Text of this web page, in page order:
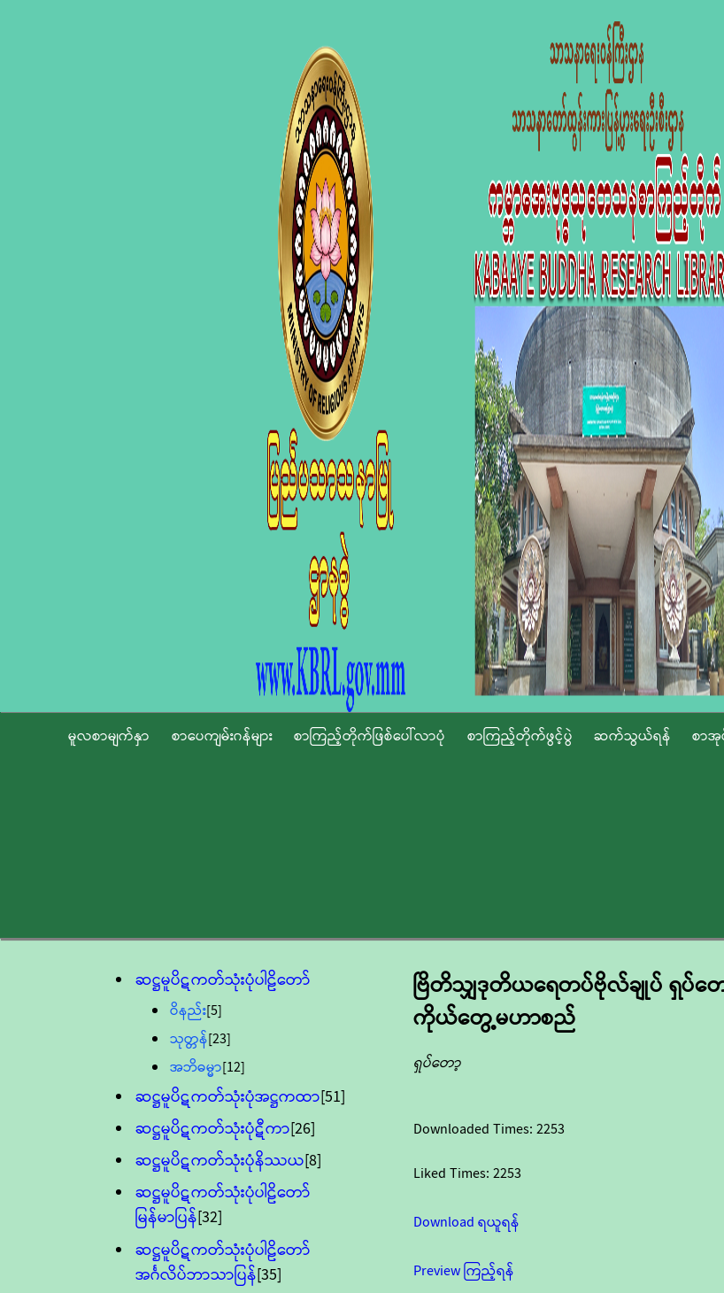
မူလစာမျက်နှာ စာပေကျမ်းဂန်များ စာကြည့်တိုက်ဖြစ်ပေါ်လာပုံ စာကြည့်တိုက်ဖွင့်ပွဲ ဆက်သွယ်ရန် စာအု
ဆဋ္ဌမူပိဋကတ်သုံးပုံပါဠိတော်
ဝိနည်း[5]
သုတ္တန်[23]
အဘိဓမ္မာ[12]
ဆဋ္ဌမူပိဋကတ်သုံးပုံအဋ္ဌကထာ[51]
ဆဋ္ဌမူပိဋကတ်သုံးပုံဋီကာ[26]
ဆဋ္ဌမူပိဋကတ်သုံးပုံနိဿယ[8]
ဆဋ္ဌမူပိဋကတ်သုံးပုံပါဠိတော်
မြန်မာပြန်[32]
ဆဋ္ဌမူပိဋကတ်သုံးပုံပါဠိတော်
အင်္ဂလိပ်ဘာသာပြန်[35]
ဗြိတိသျှဒုတိယရေတပ်ဗိုလ်ချုပ် ရှပ်တ
ကိုယ်တွေ့မဟာစည်
ရှပ်တော့
Downloaded Times: 2253
Liked Times: 2253
Download ရယူရန်
Preview ကြည့်ရန်